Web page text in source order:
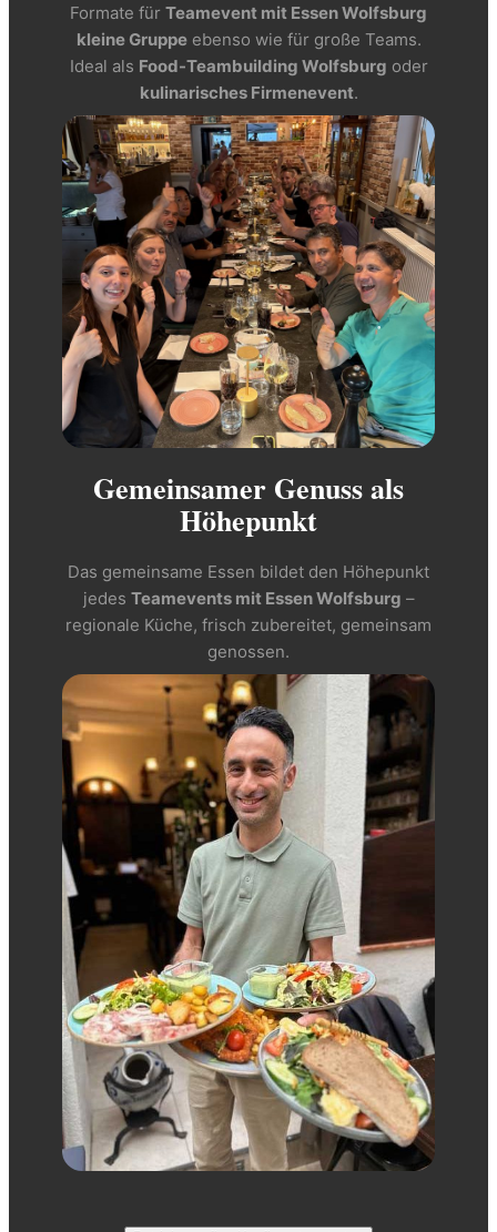
Formate für Teamevent mit Essen Wolfsburg
kleine Gruppeebenso wie für große Teams.
Ideal als Food-Teambuilding Wolfsburg oder
kulinarisches Firmenevent.
Gemeinsamer Genuss als
Höhepunkt
Das gemeinsame Essen bildet den Höhepunkt
jedes Teamevents mit Essen Wolfsburg –
regionale Küche, frisch zubereitet, gemeinsam
genossen.